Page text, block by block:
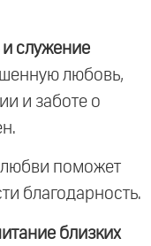
служение
любовь,
и заботе о
любви поможет
благодарность.
близких